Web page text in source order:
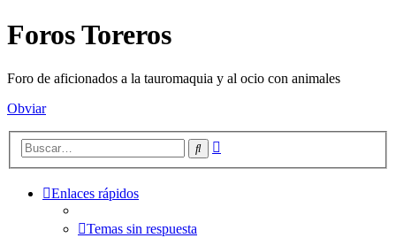
Foros Toreros
Foro de aficionados a la tauromaquia y al ocio con animales
Obviar
Buscar
Enlaces rápidos
Temas sin respuesta